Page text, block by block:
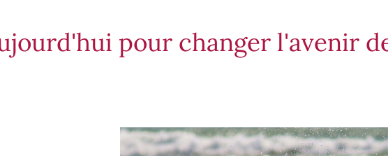
pour changer l'avenir